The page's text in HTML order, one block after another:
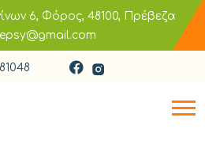
6, Φόρος, 48100, Πρέβεζα